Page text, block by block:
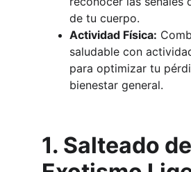
de tu cuerpo.
Actividad Física:
saludable con
para optimizar tu
bienestar general.
1. Salteado